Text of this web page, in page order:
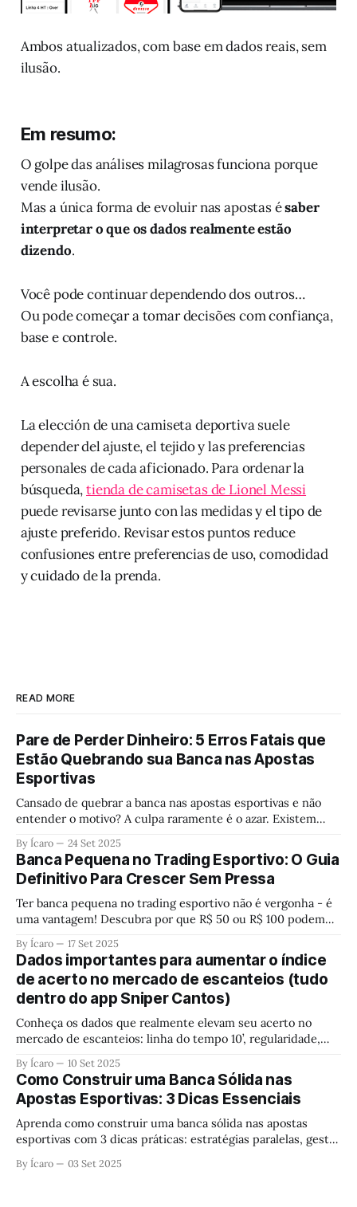
Ambos atualizados, com base em dados reais, sem
ilusão.
Em resumo:
O golpe das análises milagrosas funciona porque
vende ilusão.
Mas a única forma de evoluir nas apostas ésaber
interpretar o que os dados realmente estão
dizendo.
Você pode continuar dependendo dos outros…
Ou pode começar a tomar decisões com confiança,
base e controle.
A escolha é sua.
La elección de una camiseta deportiva suele
depender del ajuste, el tejido y las preferencias
personales de cada aficionado. Para ordenar la
búsqueda,tienda de camisetas de Lionel Messi
puede revisarse junto con las medidas y el tipo de
ajuste preferido. Revisar estos puntos reduce
confusiones entre preferencias de uso, comodidad
y cuidado de la prenda.
READ MORE
Pare de Perder Dinheiro: 5 Erros Fatais que
Estão Quebrando sua Banca nas Apostas
Esportivas
Cansado de quebrar a banca nas apostas esportivas e não
entender o motivo? A culpa raramente é o azar. Existem
erros fatais em sua gestão e controle emocional que
destroem seu lucro silenciosamente. Descubra quais são e
aprenda a blindar seu capital antes que seja tarde demais.
By Ícaro 24 Set 2025
Banca Pequena no Trading Esportivo: O Guia
Definitivo Para Crescer Sem Pressa
Ter banca pequena no trading esportivo não é vergonha - é
uma vantagem! Descubra por que R$ 50 ou R$ 100 podem
ser o melhor começo para construir conhecimento real e
crescer sem pressa. Pare de buscar fórmulas mágicas e
aprenda a mentalidade dos profissionais.
By Ícaro 17 Set 2025
Dados importantes para aumentar o índice
de acerto no mercado de escanteios (tudo
dentro do app Sniper Cantos)
Conheça os dados que realmente elevam seu acerto no
mercado de escanteios: linha do tempo 10’, regularidade,
margem de segurança, estatísticas-chave e estratégias no
Sniper Cantos.
By Ícaro 10 Set 2025
Como Construir uma Banca Sólida nas
Apostas Esportivas: 3 Dicas Essenciais
Aprenda como construir uma banca sólida nas apostas
esportivas com 3 dicas práticas: estratégias paralelas, gestão
de banca e uso moderado de múltiplas. Cresça sua banca de
forma consistente e evite erros que fazem apostadores
By Ícaro 03 Set 2025